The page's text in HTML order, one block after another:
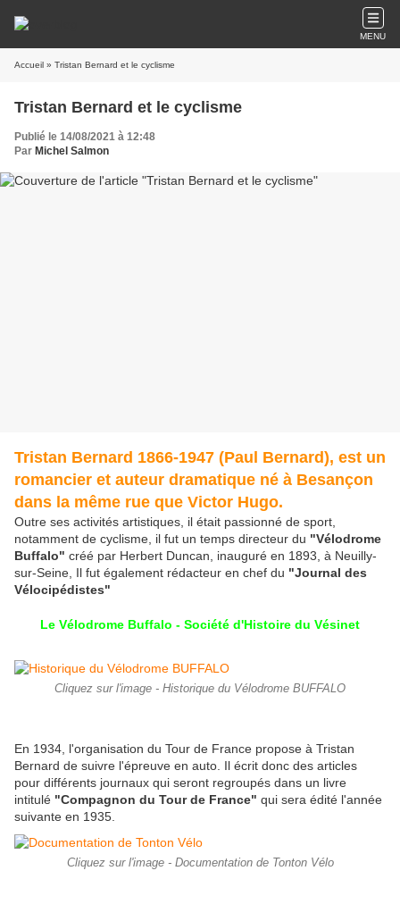
MENU
Accueil » Tristan Bernard et le cyclisme
Tristan Bernard et le cyclisme
Publié le 14/08/2021 à 12:48
Par Michel Salmon
Tristan Bernard 1866-1947 (Paul Bernard), est un
romancier et auteur dramatique né à Besançon
dans la même rue que Victor Hugo.
Outre ses activités artistiques, il était passionné de sport,
notamment de cyclisme, il fut un temps directeur du "Vélodrome
Buffalo" créé par Herbert Duncan, inauguré en 1893, à Neuilly-
sur-Seine, Il fut également rédacteur en chef du "Journal des
Vélocipédistes"
Le Vélodrome Buffalo - Société d'Histoire du Vésinet
Cliquez sur l'image - Historique du Vélodrome BUFFALO
En 1934, l'organisation du Tour de France propose à Tristan
Bernard de suivre l'épreuve en auto. Il écrit donc des articles
pour différents journaux qui seront regroupés dans un livre
intitulé "Compagnon du Tour de France" qui sera édité l'année
suivante en 1935.
Cliquez sur l'image - Documentation de Tonton Vélo